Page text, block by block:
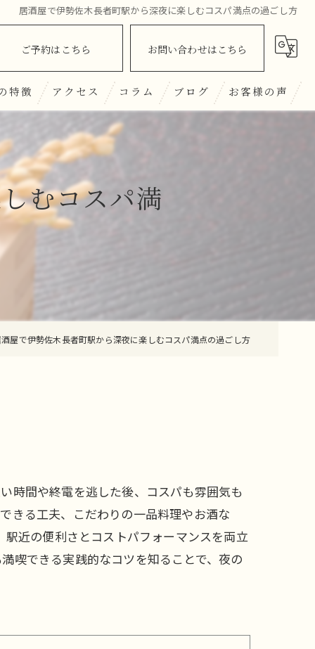
居酒屋で伊勢佐木長者町駅から深夜に楽しむコスパ満点の過ごし方
ご予約はこちら お問い合わせはこちら
特徴
ー
アクセス コラム ブログ お客様の声
むコスパ満
屋で伊勢佐木長者町駅から深夜に楽しむコスパ満点の過ごし方
時間や終電を逃した後、コスパも雰囲気も
きる工夫、こだわりの一品料理やお酒な
近の便利さとコストパフォーマンスを両立
喫できる実践的なコツを知ることで、夜の